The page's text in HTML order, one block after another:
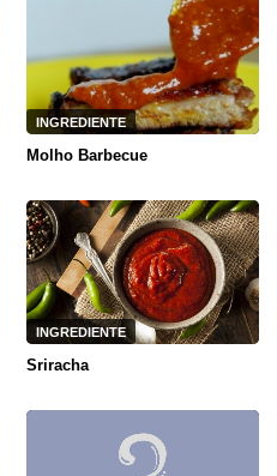
INGREDIENTE
Molho Barbecue
INGREDIENTE
Sriracha